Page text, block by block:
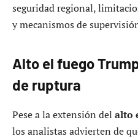
seguridad regional,
y mecanismos de
Alto el fuego
de ruptura
Pese a la extensión del alto
los analistas advierten de